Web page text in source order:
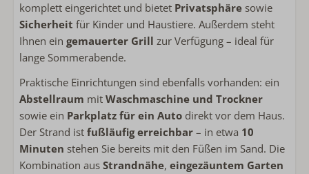
Einzelbett: 2
Bettwäsche inklusive
Doppelbett: 1
Kinderfreundlich
kinderfreundlich
Treppenschutzgitter
Lage Unterkunft
komplett eingerichtet und bietet Privatsphäre sowie
Sicherheit für Kinder und Haustiere. Außerdem steht
Ihnen ein gemauerter Grill zur Verfügung – ideal für
lange Sommerabende.
Praktische Einrichtungen sind ebenfalls vorhanden: ein
Abstellraum mit Waschmaschine und Trockner
sowie ein Parkplatz für ein Auto direkt vor dem Haus.
Der Strand ist fußläufig erreichbar – in etwa 10
Minuten stehen Sie bereits mit den Füßen im Sand. Die
Kombination aus Strandnähe, eingezäuntem Garten